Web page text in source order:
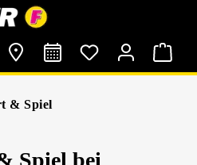
& Spiel
Spiel bei